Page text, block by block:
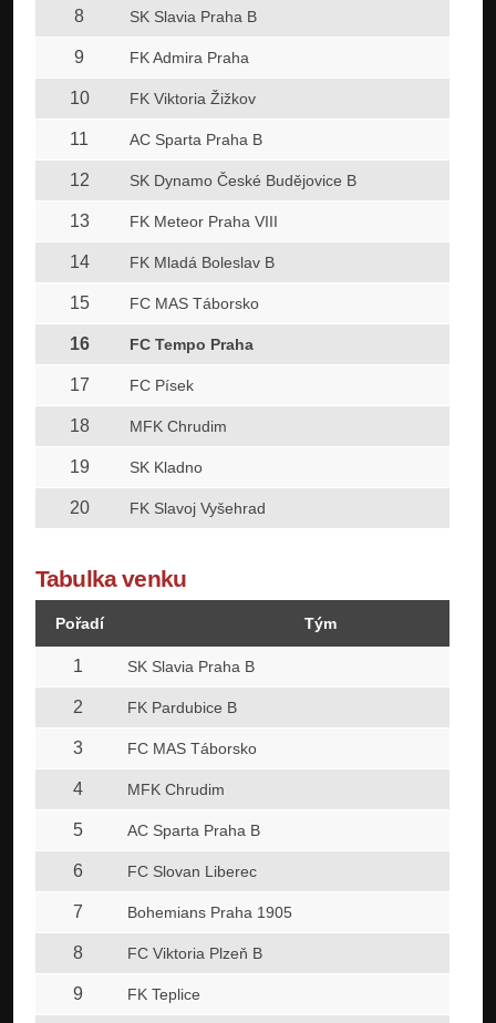
8 SK Slavia Praha B
9 FK Admira Praha
10 FK Viktoria Žižkov
11 AC Sparta Praha B
12 SK Dynamo České Budějovice B
13 FK Meteor Praha VIII
14 FK Mladá Boleslav B
15 FC MAS Táborsko
16 FC Tempo Praha
17 FC Písek
18 MFK Chrudim
19 SK Kladno
20 FK Slavoj Vyšehrad
Tabulka venku
Pořadí Tým
1 SK Slavia Praha B
2 FK Pardubice B
3 FC MAS Táborsko
4 MFK Chrudim
5 AC Sparta Praha B
6 FC Slovan Liberec
7 Bohemians Praha 1905
8 FC Viktoria Plzeň B
9 FK Teplice